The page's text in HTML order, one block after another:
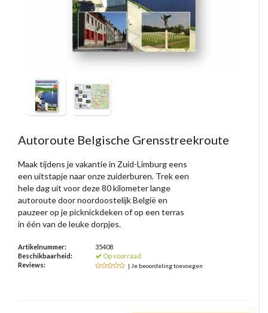
Autoroute Belgische Grensstreekroute
Maak tijdens je vakantie in Zuid-Limburg eens
een uitstapje naar onze zuiderburen. Trek een
hele dag uit voor deze 80 kilometer lange
autoroute door noordoostelijk België en
pauzeer op je picknickdeken of op een terras
in één van de leuke dorpjes.
Artikelnummer:
35408
Beschikbaarheid:
Op voorraad
Reviews:
| Je beoordeling toevoegen